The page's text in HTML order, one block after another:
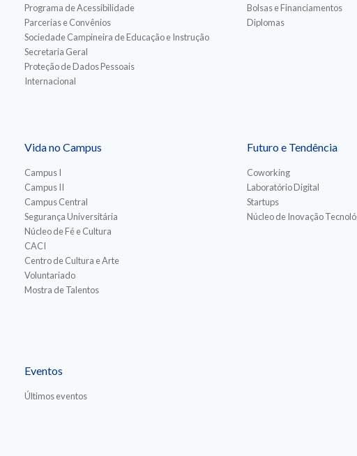
Programa de Acessibilidade
Parcerias e Convênios
Sociedade Campineira de Educação e Instrução
Secretaria Geral
Proteção de Dados Pessoais
Internacional
Bolsas e Financiamentos
Diplomas
Vida no Campus
Campus I
Campus II
Campus Central
Segurança Universitária
Núcleo de Fé e Cultura
CACI
Centro de Cultura e Arte
Voluntariado
Mostra de Talentos
Futuro e Tendência
Coworking
Laboratório Digital
Startups
Núcleo de Inovação
Eventos
Últimos eventos